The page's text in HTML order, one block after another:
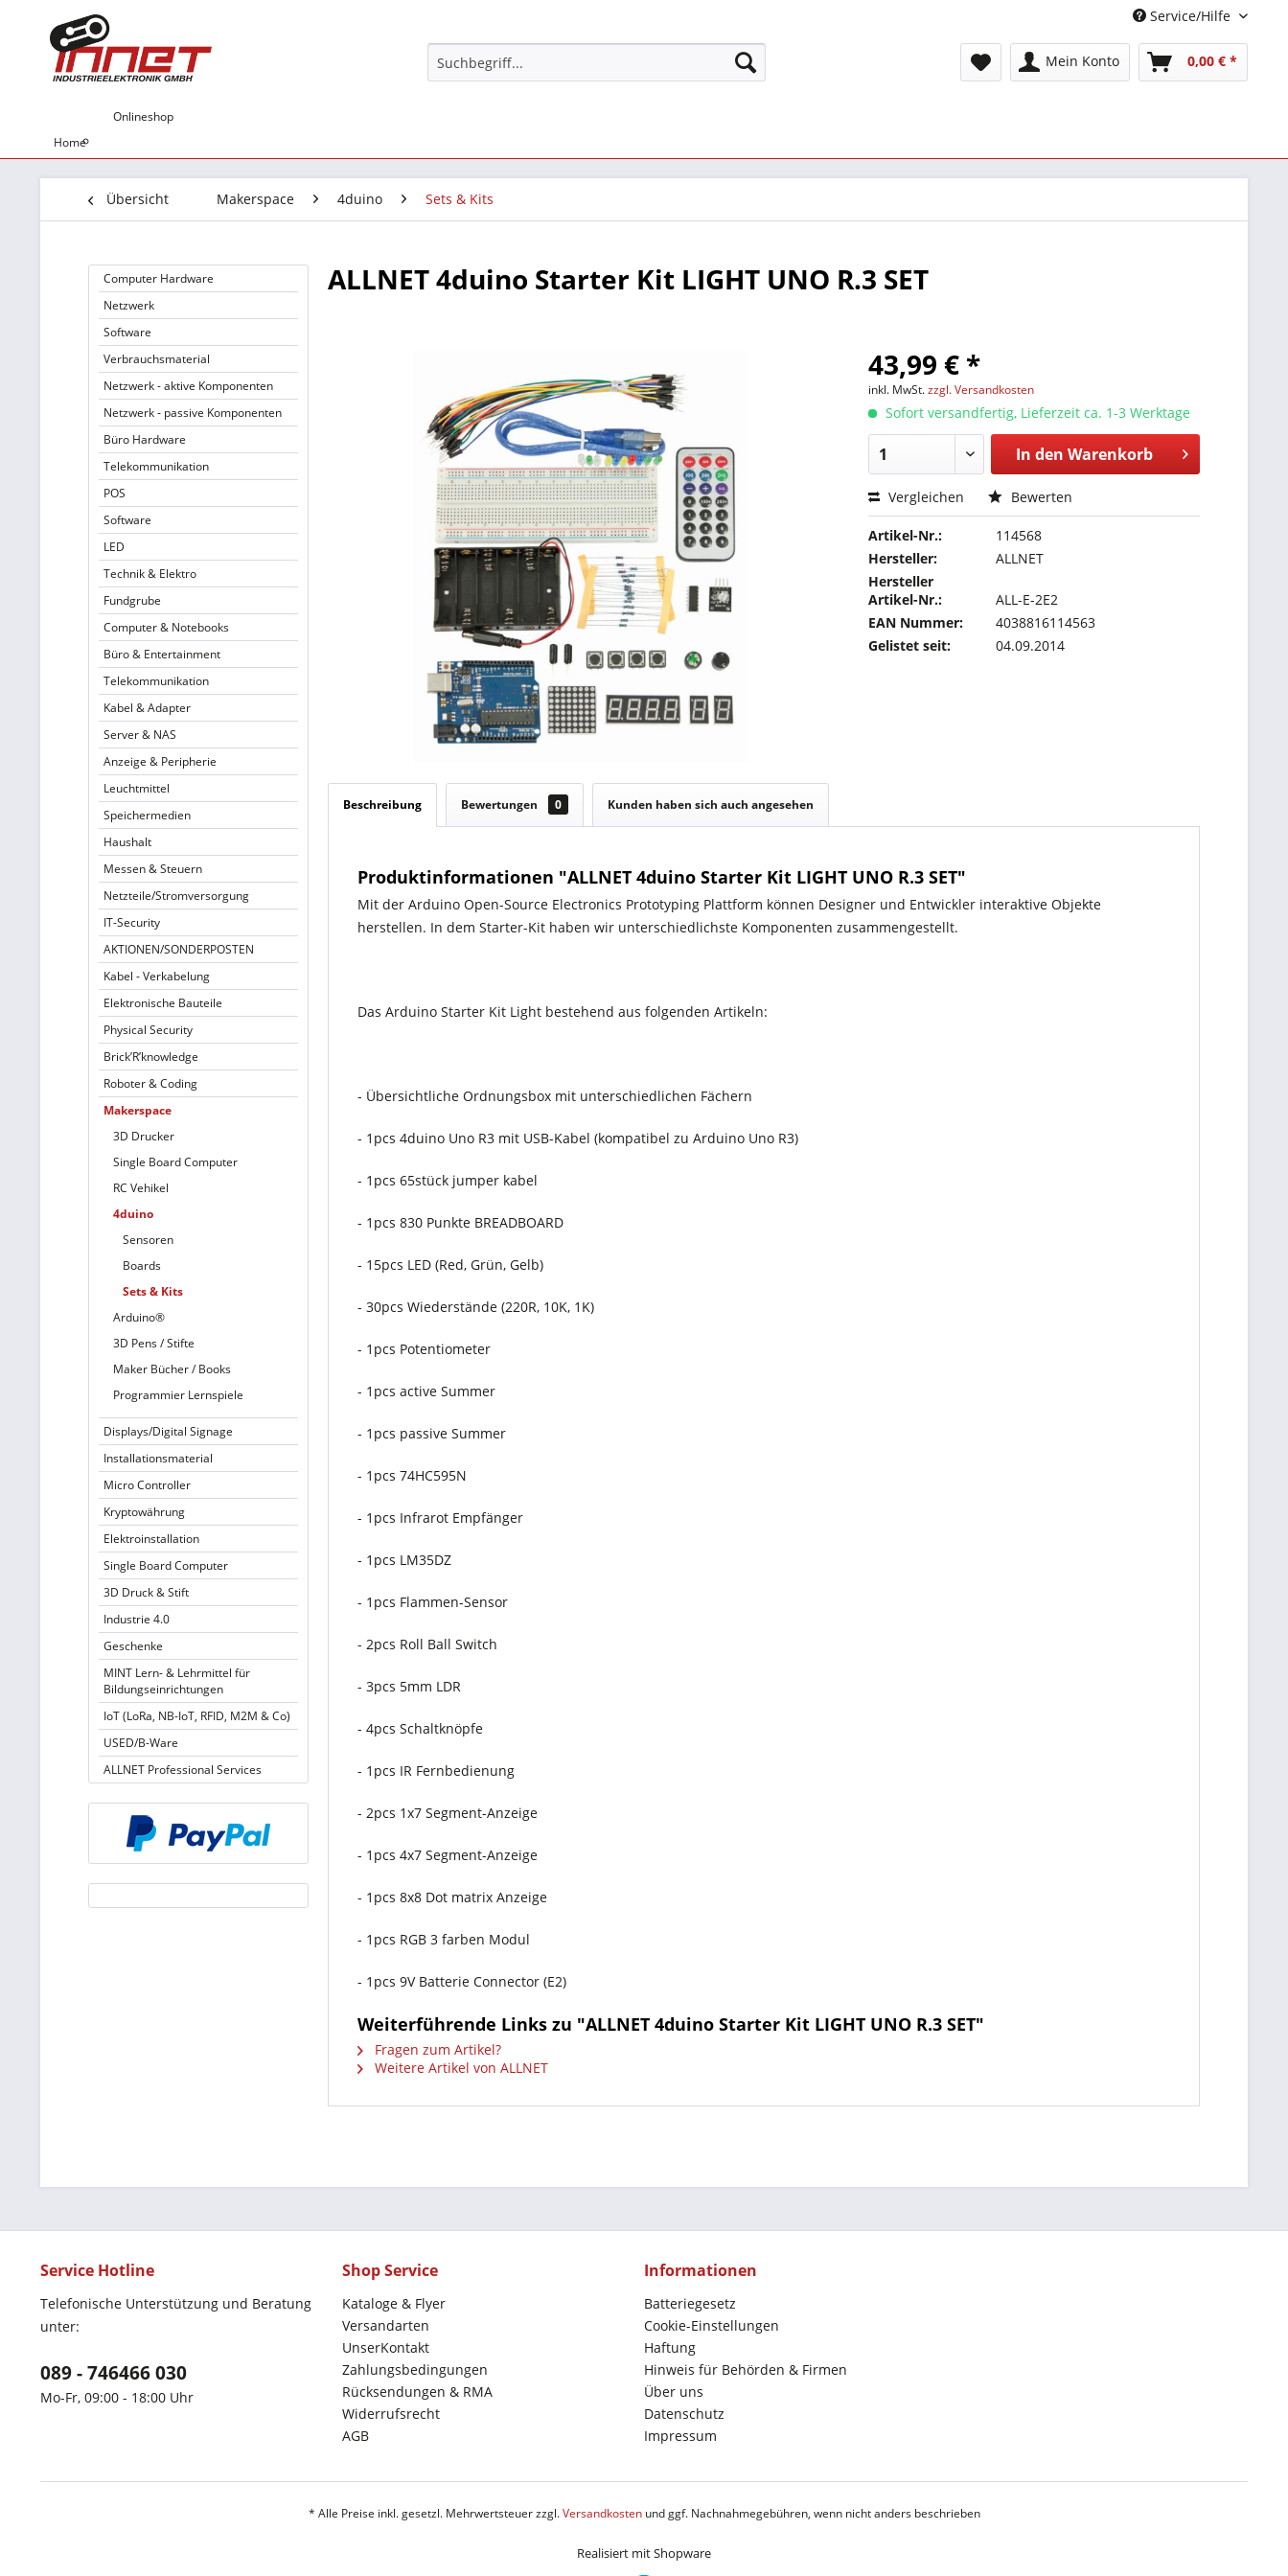
Service/Hilfe
Mein Konto 0,00 € *
Home
Onlineshop
Übersicht Makerspace 4duino Sets & Kits
Computer Hardware
Netzwerk
Software
Verbrauchsmaterial
Netzwerk - aktive Komponenten
Netzwerk - passive Komponenten
Büro Hardware
Telekommunikation
POS
Software
LED
Technik & Elektro
Fundgrube
Computer & Notebooks
Büro & Entertainment
Telekommunikation
Kabel & Adapter
Server & NAS
Anzeige & Peripherie
Leuchtmittel
Speichermedien
Haushalt
Messen & Steuern
Netzteile/Stromversorgung
IT-Security
AKTIONEN/SONDERPOSTEN
Kabel - Verkabelung
Elektronische Bauteile
Physical Security
Brick’R’knowledge
Roboter & Coding
Makerspace
3D Drucker
Single Board Computer
RC Vehikel
4duino
Sensoren
Boards
Sets & Kits
Arduino®
3D Pens / Stifte
Maker Bücher / Books
Programmier Lernspiele
Displays/Digital Signage
Installationsmaterial
Micro Controller
Kryptowährung
Elektroinstallation
Single Board Computer
3D Druck & Stift
Industrie 4.0
Geschenke
MINT Lern- & Lehrmittel für
Bildungseinrichtungen
IoT (LoRa, NB-IoT, RFID, M2M & Co)
USED/B-Ware
ALLNET Professional Services
ALLNET 4duino Starter Kit LIGHT UNO R.3 SET
43,99 € *
inkl. MwSt.zzgl. Versandkosten
Sofort versandfertig, Lieferzeit ca. 1-3 Werktage
In den Warenkorb
Vergleichen Bewerten
Artikel-Nr.:
114568
Hersteller:
ALLNET
Hersteller
Artikel-Nr.:
ALL-E-2E2
EAN Nummer:
4038816114563
Gelistet seit:
04.09.2014
Beschreibung Bewertungen 0 Kunden haben sich auch angesehen
Produktinformationen "ALLNET 4duino Starter Kit LIGHT UNO R.3 SET"
Mit der Arduino Open-Source Electronics Prototyping Plattform können Designer und Entwickler interaktive Objekte
herstellen. In dem Starter-Kit haben wir unterschiedlichste Komponenten zusammengestellt.
Das Arduino Starter Kit Light bestehend aus folgenden Artikeln:
- Übersichtliche Ordnungsbox mit unterschiedlichen Fächern
- 1pcs 4duino Uno R3 mit USB-Kabel (kompatibel zu Arduino Uno R3)
- 1pcs 65stück jumper kabel
- 1pcs 830 Punkte BREADBOARD
- 15pcs LED (Red, Grün, Gelb)
- 30pcs Wiederstände (220R, 10K, 1K)
- 1pcs Potentiometer
- 1pcs active Summer
- 1pcs passive Summer
- 1pcs 74HC595N
- 1pcs Infrarot Empfänger
- 1pcs LM35DZ
- 1pcs Flammen-Sensor
- 2pcs Roll Ball Switch
- 3pcs 5mm LDR
- 4pcs Schaltknöpfe
- 1pcs IR Fernbedienung
- 2pcs 1x7 Segment-Anzeige
- 1pcs 4x7 Segment-Anzeige
- 1pcs 8x8 Dot matrix Anzeige
- 1pcs RGB 3 farben Modul
- 1pcs 9V Batterie Connector (E2)
Weiterführende Links zu "ALLNET 4duino Starter Kit LIGHT UNO R.3 SET"
Fragen zum Artikel?
Weitere Artikel von ALLNET
Service Hotline
Telefonische Unterstützung und Beratung
unter:
089 - 746466 030
Mo-Fr, 09:00 - 18:00 Uhr
Shop Service
Kataloge & Flyer
Versandarten
UnserKontakt
Zahlungsbedingungen
Rücksendungen & RMA
Widerrufsrecht
AGB
Informationen
Batteriegesetz
Cookie-Einstellungen
Haftung
Hinweis für Behörden & Firmen
Über uns
Datenschutz
Impressum
* Alle Preise inkl. gesetzl. Mehrwertsteuer zzgl.Versandkostenund ggf. Nachnahmegebühren, wenn nicht anders beschrieben
Realisiert mit Shopware